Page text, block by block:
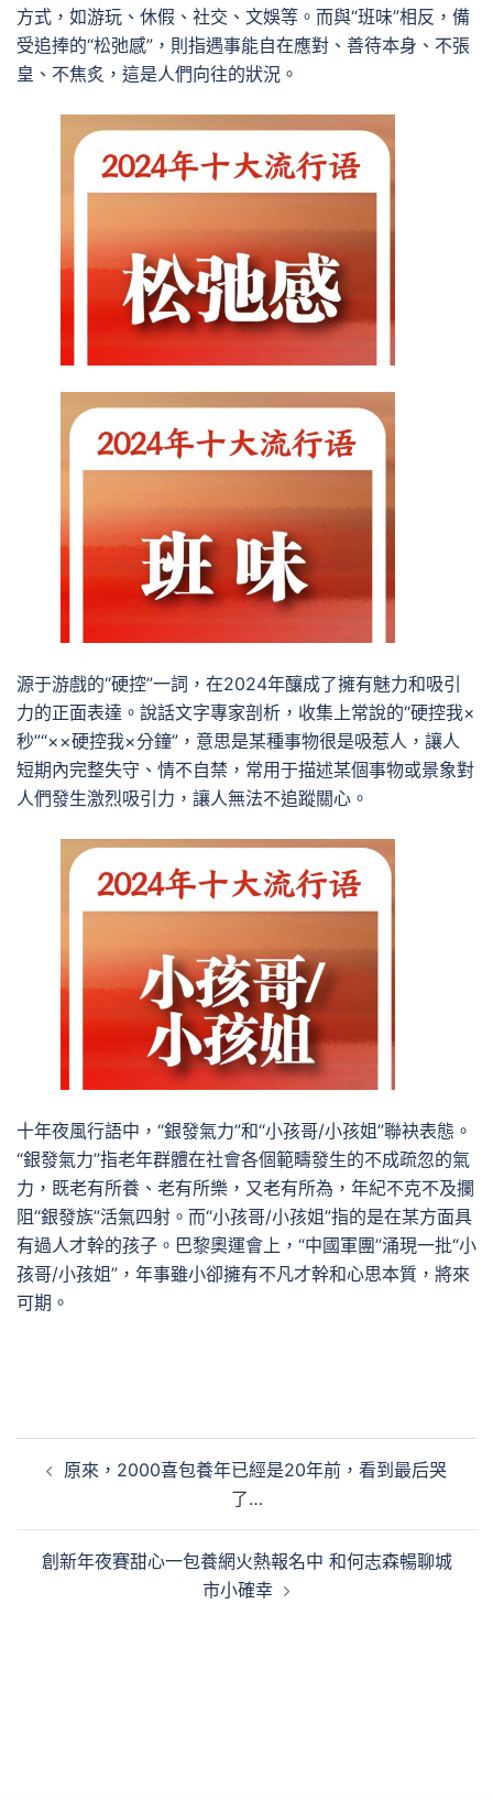
方式，如游玩、休假、社交、文娛等。而與“班味”相反，備
受追捧的“松弛感”，則指遇事能自在應對、善待本身、不張
皇、不焦炙，這是人們向往的狀況。
源于游戲的“硬控”一詞，在2024年釀成了擁有魅力和吸引
力的正面表達。說話文字專家剖析，收集上常說的“硬控我×
秒”“××硬控我×分鐘”，意思是某種事物很是吸惹人，讓人
短期內完整失守、情不自禁，常用于描述某個事物或景象對
人們發生激烈吸引力，讓人無法不追蹤關心。
十年夜風行語中，“銀發氣力”和“小孩哥/小孩姐”聯袂表態。
“銀發氣力”指老年群體在社會各個範疇發生的不成疏忽的氣
力，既老有所養、老有所樂，又老有所為，年紀不克不及攔
阻“銀發族”活氣四射。而“小孩哥/小孩姐”指的是在某方面具
有過人才幹的孩子。巴黎奧運會上，“中國軍團”涌現一批“小
孩哥/小孩姐”，年事雖小卻擁有不凡才幹和心思本質，將來
可期。
原來，2000喜包養年已經是20年前，看到最后哭
了…
創新年夜賽甜心一包養網火熱報名中 和何志森暢聊城
市小確幸